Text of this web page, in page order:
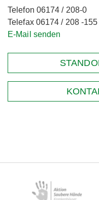
Telefon 06174 / 208-0
Telefax 06174 / 208 -155
E-Mail senden